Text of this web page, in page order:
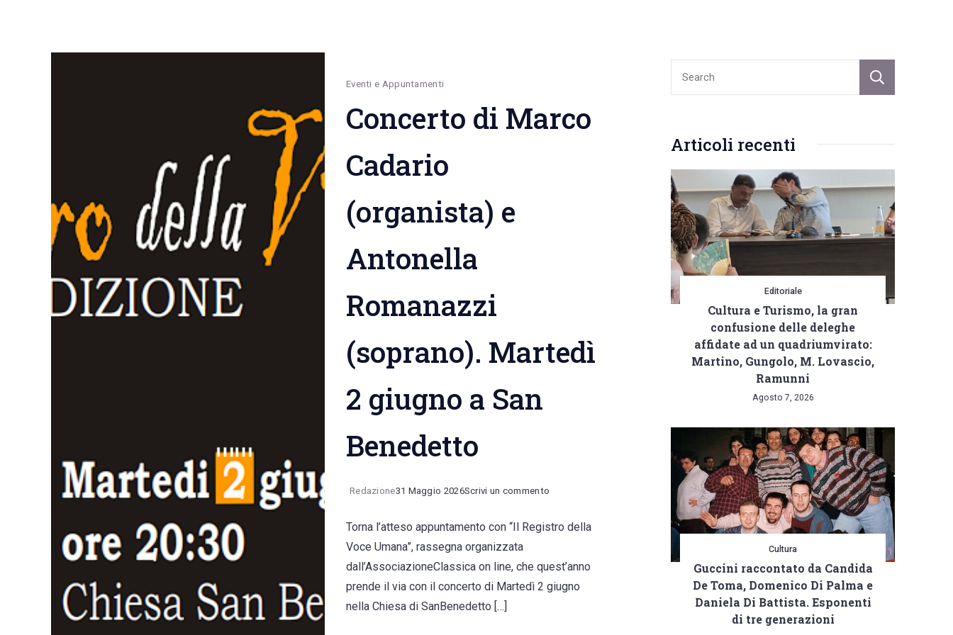
Eventi e Appuntamenti
Concerto di Marco
Cadario
(organista) e
Antonella
Romanazzi
(soprano). Martedì
2 giugno a San
Benedetto
Redazione31 Maggio 2026Scrivi un commento
di
Torna l’atteso appuntamento con “Il Registro della
Voce Umana”, rassegna organizzata
dall’AssociazioneClassica on line, che quest’anno
prende il via con il concerto di Martedì 2 giugno
nella Chiesa di SanBenedetto […]
Articoli recenti
Editoriale
Cultura e Turismo, la gran
confusione delle deleghe
affidate ad un quadriumvirato:
Martino, Gungolo, M. Lovascio,
Ramunni
Agosto 7, 2026
Cultura
Guccini raccontato da Candida
De Toma, Domenico Di Palma e
Daniela Di Battista. Esponenti
di tre generazioni